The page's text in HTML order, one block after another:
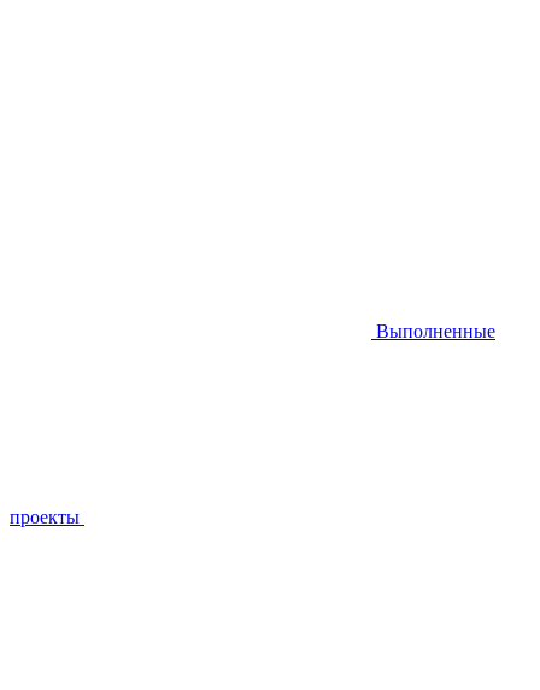
Выполненные
проекты